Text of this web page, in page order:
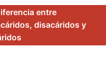
entre
disacáridos y